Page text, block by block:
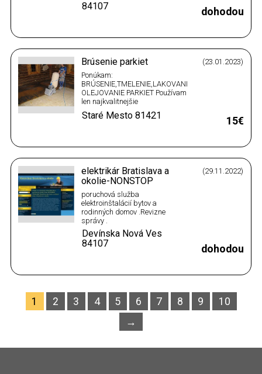
,izieb,bytov.
dohodou
84107
Brúsenie parkiet
(23.01.2023)
Ponúkam:
BRÚSENIE,TMELENIE,LAKOVANIE-
OLEJOVANIE PARKIET Používam
len najkvalitnejšie
laky,oleje,vosky a moridlá od
svetových firiem :
ponúkam široký výber variant
podkladu ,predaj a montáž…
15€
Staré Mesto 81421
elektrikár Bratislava a
okolie-NONSTOP
(29.11.2022)
poruchová služba
elektroinštalácií bytov a
rodinných domov .Revizne
správy .
dohodou
Devínska Nová Ves
84107
1 2 3 4 5 6 7 8 9
10
→